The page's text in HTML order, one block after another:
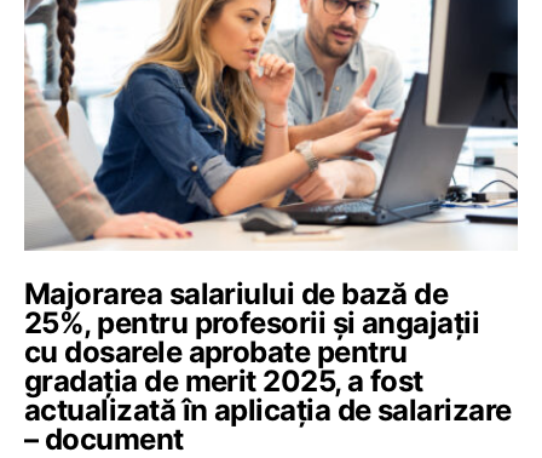
Majorarea salariului de bază de
25%, pentru profesorii și angajații
cu dosarele aprobate pentru
gradația de merit 2025, a fost
actualizată în aplicația de salarizare
– document